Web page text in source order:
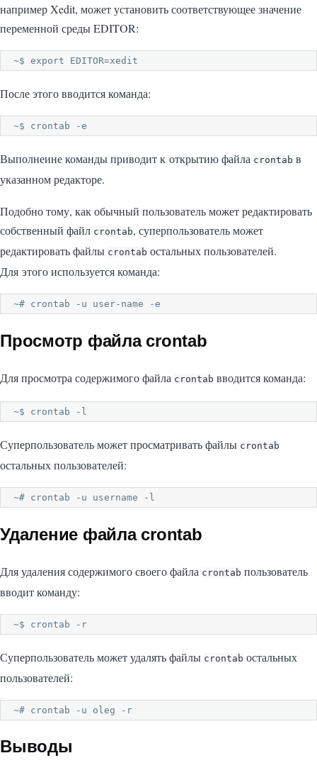
например Xedit, может установить соответствующее значение
переменной среды EDITOR:
~$ export EDITOR=xedit
После этого вводится команда:
~$ crontab -е
Выполнеине команды приводит к открытию файла crontab в
указанном редакторе.
Подобно тому, как обычный пользователь может редактировать
собственный файл crontab, суперпользователь может
редактировать файлы crontab остальных пользователей.
Для этого используется команда:
~# crontab -u user-name -e
Просмотр файла crontab
Для просмотра содержимого файла crontab вводится команда:
~$ crontab -l
Суперпользователь может просматривать файлы crontab
остальных пользователей:
~# crontab -u username -l
Удаление файла crontab
Для удаления содержимого своего файла crontab пользователь
вводит команду:
~$ crontab -r
Суперпользователь может удалять файлы crontab остальных
пользователей:
~# crontab -u oleg -r
Выводы